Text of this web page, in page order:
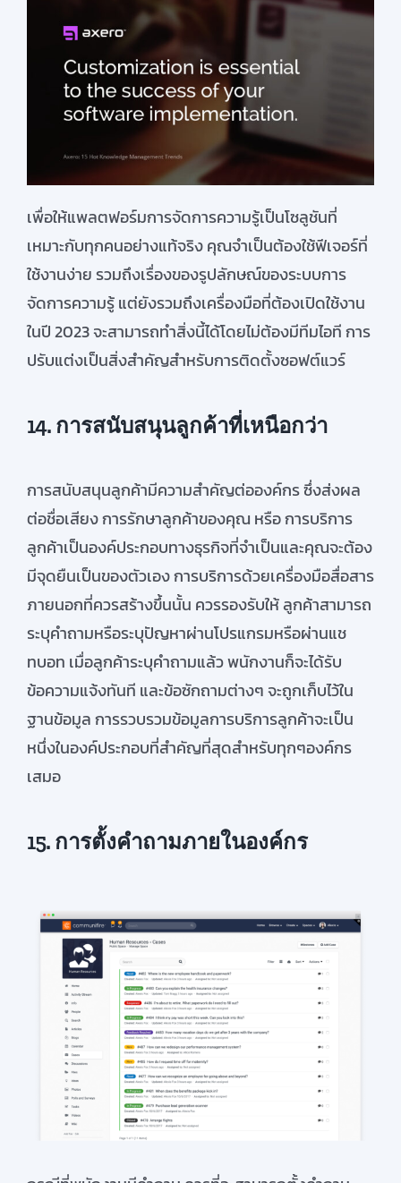
เพื่อให้แพลตฟอร์มการจัดการความรู้เป็นโซลูชันที่
เหมาะกับทุกคนอย่างแท้จริง คุณจำเป็นต้องใช้ฟีเจอร์ที่
ใช้งานง่ายรวมถึงเรื่องของรูปลักษณ์ของระบบการ
จัดการความรู้แต่ยังรวมถึงเครื่องมือที่ต้องเปิดใช้งาน
ในปี2023จะสามารถทำสิ่งนี้ได้โดยไม่ต้องมีทีมไอที การ
ปรับแต่งเป็นสิ่งสำคัญสำหรับการติดตั้งซอฟต์แวร์
14. การสนับสนุนลูกค้าที่เหนือกว่า
การสนับสนุนลูกค้ามีความสำคัญต่อองค์กรซึ่งส่งผล
ต่อชื่อเสียงการรักษาลูกค้าของคุณ หรือการบริการ
ลูกค้าเป็นองค์ประกอบทางธุรกิจที่จำเป็นและคุณจะต้อง
มีจุดยืนเป็นของตัวเองการบริการด้วยเครื่องมือสื่อสาร
ภายนอกที่ควรสร้างขึ้นนั้น ควรรองรับให้ลูกค้าสามารถ
ระบุคำถามหรือระบุปัญหาผ่านโปรแกรมหรือผ่านแช
ทบอท เมื่อลูกค้าระบุคำถามแล้วพนักงานก็จะได้รับ
ข้อความแจ้งทันที และข้อซักถามต่างๆจะถูกเก็บไว้ใน
ฐานข้อมูลการรวบรวมข้อมูลการบริการลูกค้าจะเป็น
หนึ่งในองค์ประกอบที่สำคัญที่สุดสำหรับทุกๆองค์กร
เสมอ
15. การตั้งคำถามภายในองค์กร